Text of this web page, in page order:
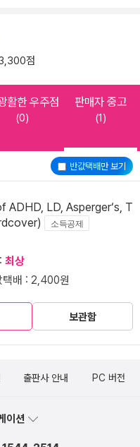
점
활한 우주점
(0)
판매자 중고
(1)
반값택배만 보기
ADHD, LD, Asperger‘s, T
소득공제
최상
배 : 2,400원
보관함
출판사 안내 PC 버전
이션